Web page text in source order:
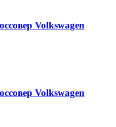
Volkswagen
Volkswagen